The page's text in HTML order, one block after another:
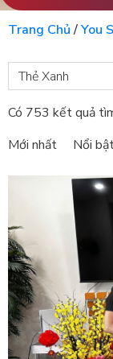
Trang Chủ/You
Có 753 kết quả
Mới nhất
Nổi